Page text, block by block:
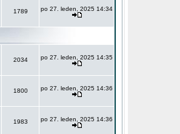
1789 po 27. leden, 2025 14:34
2034 po 27. leden, 2025 14:35
1800 po 27. leden, 2025 14:36
1983 po 27. leden, 2025 14:36